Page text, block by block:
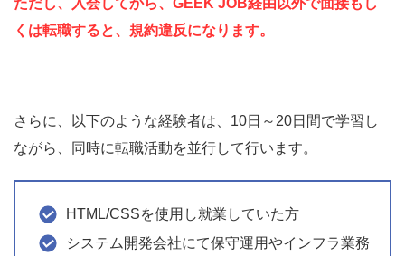
ただし、
入会してから、GEEK JOB経由以外で面接もし
くは転職すると、規約違反になります。
さらに、以下のような経験者は、10日～20日間で学習し
ながら、同時に転職活動を並行して行います。
HTML/CSSを使用し就業していた方
システム開発会社にて保守運用やインフラ業務